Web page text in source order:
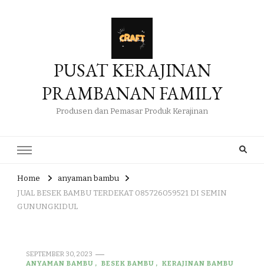
PUSAT KERAJINAN
PRAMBANAN FAMILY
Produsen dan Pemasar Produk Kerajinan
Home
anyaman bambu
JUAL BESEK BAMBU TERDEKAT 085726059521 DI SEMIN
GUNUNGKIDUL
SEPTEMBER 30, 2023
ANYAMAN BAMBU
BESEK BAMBU KERAJINAN BAMBU